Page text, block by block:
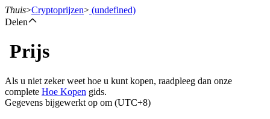
Termijncontracten
Thuis>Cryptoprijzen> (undefined)
Delen
Prijs
Als u niet zeker weet hoe u kunt kopen, raadpleeg dan onze
complete Hoe Kopen gids.
Gegevens bijgewerkt op om (UTC+8)